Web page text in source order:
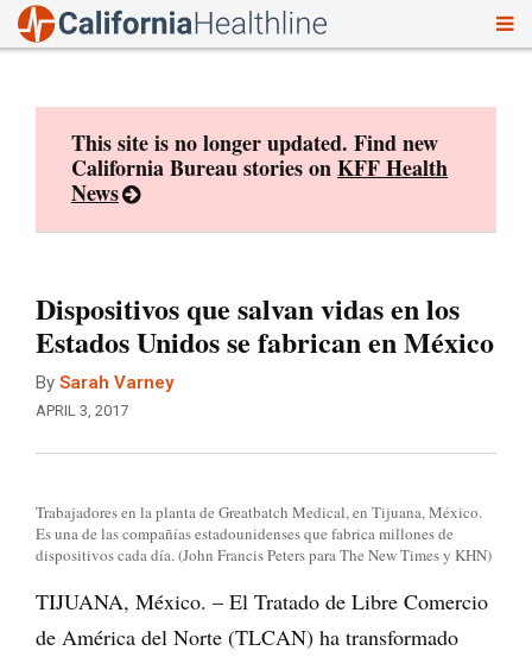
This site is no longer updated. Find new
California Bureau stories onKFF Health
News
Dispositivos que salvan vidas en los
Estados Unidos se fabrican en México
By Sarah Varney
APRIL 3, 2017
Trabajadores en la planta de Greatbatch Medical, en Tijuana, México.
Es una de las compañías estadounidenses que fabrica millones de
dispositivos cada día. (John Francis Peters para The New Times y KHN)
TIJUANA, México. – El Tratado de Libre Comercio
de América del Norte (TLCAN) ha transformado